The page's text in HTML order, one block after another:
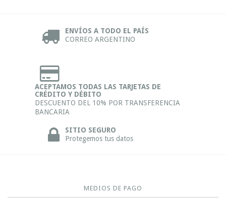
ENVÍOS A TODO EL PAÍS
CORREO ARGENTINO
ACEPTAMOS TODAS LAS TARJETAS DE
CRÉDITO Y DÉBITO
DESCUENTO DEL 10% POR TRANSFERENCIA
BANCARIA
SITIO SEGURO
Protegemos tus datos
MEDIOS DE PAGO